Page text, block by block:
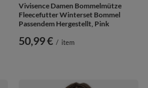
Vivisence Damen Bommelmütze
Fleecefutter Winterset Bommel
Passendem Hergestellt, Pink
50,99 € / item